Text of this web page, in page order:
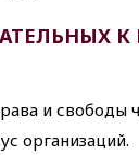
и свободы
организаций.